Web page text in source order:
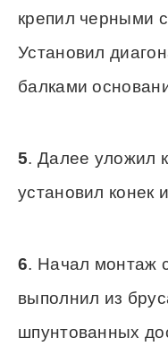
крепил черными
Установил
балками
5. Далее уложил
установил конек
6. Начал монтаж
выполнил из
шпунтованных